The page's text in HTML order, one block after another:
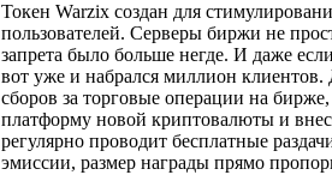
Токен Warzix создан для
пользователей. Серверы биржи не
запрета было больше негде. И даже
вот уже и набрался миллион
сборов за торговые операции на
платформу новой криптовалюты и
регулярно проводит бесплатные
эмиссии, размер награды прямо